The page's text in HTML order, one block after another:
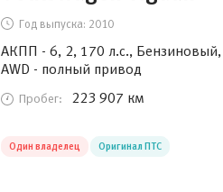
Год выпуска: 2010
АКПП - 6, 2, 170 л.с., Бензиновый,
AWD - полный привод
Пробег: 223 907 км
Один владелец Оригинал ПТС